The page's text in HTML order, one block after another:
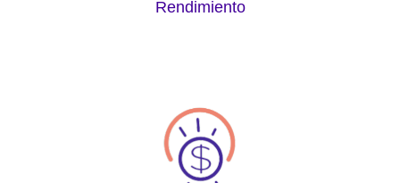
Rendimiento